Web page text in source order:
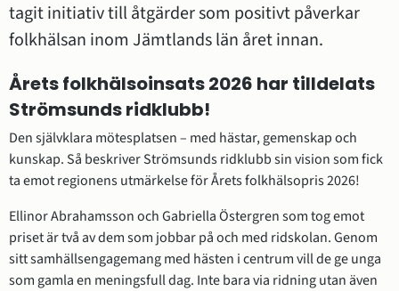
tagit initiativ till åtgärder som positivt påverkar
folkhälsan inom Jämtlands län året innan.
Årets folkhälsoinsats 2026 har tilldelats
Strömsunds ridklubb!
Den självklara mötesplatsen – med hästar, gemenskap och
kunskap. Så beskriver Strömsunds ridklubb sin vision som fick
ta emot regionens utmärkelse för Årets folkhälsopris 2026!
Ellinor Abrahamsson och Gabriella Östergren som tog emot
priset är två av dem som jobbar på och med ridskolan. Genom
sitt samhällsengagemang med hästen i centrum vill de ge unga
som gamla en meningsfull dag. Inte bara via ridning utan även